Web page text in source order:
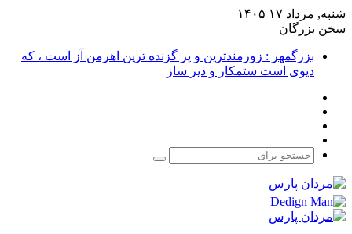
شنبه, مرداد ۱۷ ۱۴۰۵
سخن بزرگان
بزرگمهر : زورمندترین و پر گزنده ترین اهرمن آز است ، که
دیوی است ستمکار و دیر ساز
جستجو